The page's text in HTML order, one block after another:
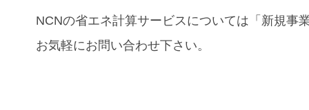
NCNの省エネ計算サービスについては「新規事
お気軽にお問い合わせ下さい。